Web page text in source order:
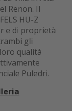
Renon. Il
HU-Z
e di proprietà
gli
qualità
Puledri.